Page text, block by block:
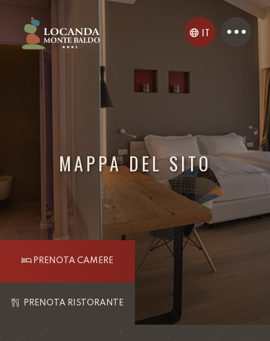
IT
MAPPA DEL SITO
PRENOTA CAMERE
PRENOTA RISTORANTE